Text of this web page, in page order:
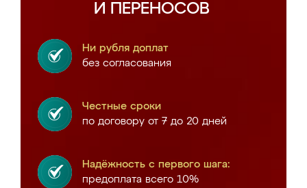
И ПЕРЕНОСОВ
Ни рубля доплат
без согласования
Честные сроки
по договору от 7 до 20 дней
Надёжность с первого шага:
предоплата всего 10%